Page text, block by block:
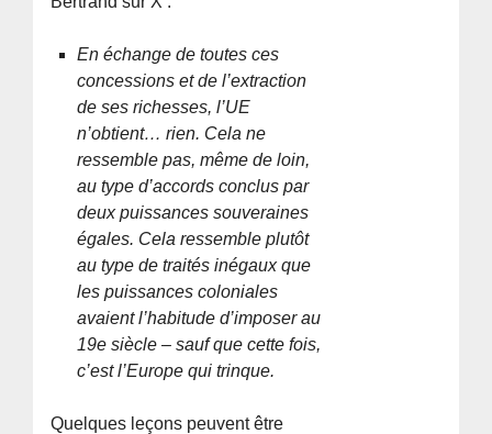
En échange de toutes ces
concessions et de l’extraction
de ses richesses, l’UE
n’obtient… rien. Cela ne
ressemble pas, même de loin,
au type d’accords conclus par
deux puissances souveraines
égales. Cela ressemble plutôt
au type de traités inégaux que
les puissances coloniales
avaient l’habitude d’imposer au
19e siècle – sauf que cette fois,
c’est l’Europe qui trinque.
Quelques leçons peuvent être